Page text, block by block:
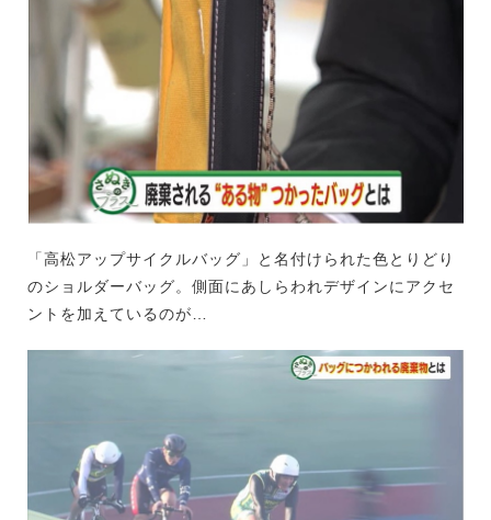
「高松アップサイクルバッグ」と名付けられた色とりどり
のショルダーバッグ。側面にあしらわれデザインにアクセ
ントを加えているのが…